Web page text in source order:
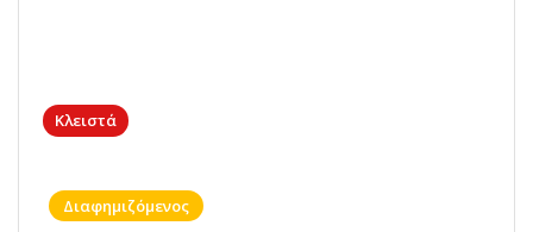
Κλειστά
Διαφημιζόμενος